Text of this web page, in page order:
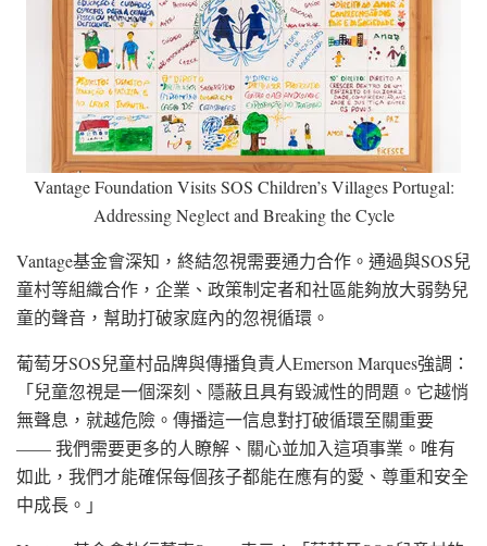
Vantage Foundation Visits SOS Children’s Villages Portugal:
Addressing Neglect and Breaking the Cycle
Vantage基金會深知，終結忽視需要通力合作。通過與SOS兒
童村等組織合作，企業、政策制定者和社區能夠放大弱勢兒
童的聲音，幫助打破家庭內的忽視循環。
葡萄牙SOS兒童村品牌與傳播負責人Emerson Marques強調：
「兒童忽視是一個深刻、隱蔽且具有毀滅性的問題。它越悄
無聲息，就越危險。傳播這一信息對打破循環至關重要
—— 我們需要更多的人瞭解、關心並加入這項事業。唯有
如此，我們才能確保每個孩子都能在應有的愛、尊重和安全
中成長。」